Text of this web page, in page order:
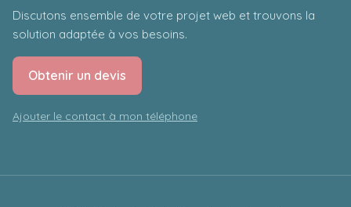
WordPress pour présenter ses albums, ses
Discutons ensemble de votre projet web et trouvons la
solution adaptée à vos besoins.
Obtenir un devis
Ajouter le contact à mon téléphone